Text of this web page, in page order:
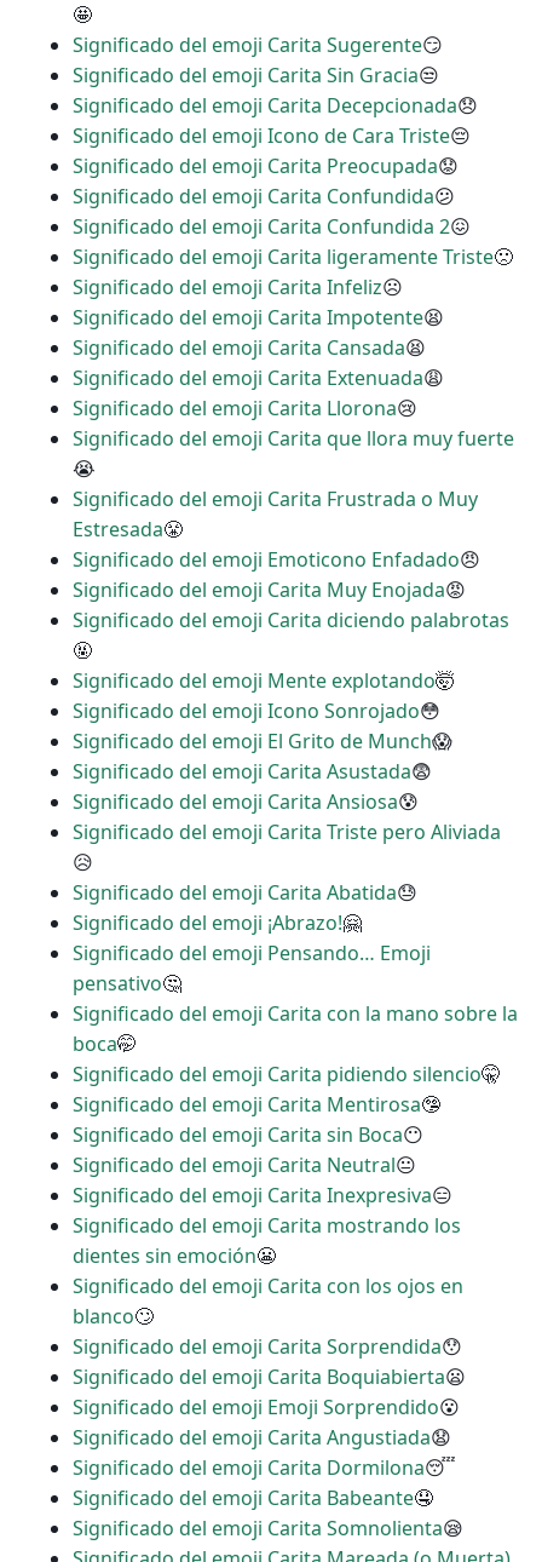
🤩
Significado del emoji Carita Sugerente😏
Significado del emoji Carita Sin Gracia😒
Significado del emoji Carita Decepcionada😞
Significado del emoji Icono de Cara Triste😔
Significado del emoji Carita Preocupada😟
Significado del emoji Carita Confundida😕
Significado del emoji Carita Confundida 2😖
Significado del emoji Carita ligeramente Triste🙁
Significado del emoji Carita Infeliz☹
Significado del emoji Carita Impotente😫
Significado del emoji Carita Cansada😫
Significado del emoji Carita Extenuada😩
Significado del emoji Carita Llorona😢
Significado del emoji Carita que llora muy fuerte
😭
Significado del emoji Carita Frustrada o Muy
Estresada😤
Significado del emoji Emoticono Enfadado😠
Significado del emoji Carita Muy Enojada😡
Significado del emoji Carita diciendo palabrotas
🤬
Significado del emoji Mente explotando🤯
Significado del emoji Icono Sonrojado😳
Significado del emoji El Grito de Munch😱
Significado del emoji Carita Asustada😨
Significado del emoji Carita Ansiosa😰
Significado del emoji Carita Triste pero Aliviada
😥
Significado del emoji Carita Abatida😓
Significado del emoji ¡Abrazo!🤗
Significado del emoji Pensando… Emoji
pensativo🤔
Significado del emoji Carita con la mano sobre la
boca🤭
Significado del emoji Carita pidiendo silencio🤫
Significado del emoji Carita Mentirosa🤥
Significado del emoji Carita sin Boca😶
Significado del emoji Carita Neutral😐
Significado del emoji Carita Inexpresiva😑
Significado del emoji Carita mostrando los
dientes sin emoción😬
Significado del emoji Carita con los ojos en
blanco🙄
Significado del emoji Carita Sorprendida😯
Significado del emoji Carita Boquiabierta😦
Significado del emoji Emoji Sorprendido😮
Significado del emoji Carita Angustiada😧
Significado del emoji Carita Dormilona😴
Significado del emoji Carita Babeante🤤
Significado del emoji Carita Somnolienta😪